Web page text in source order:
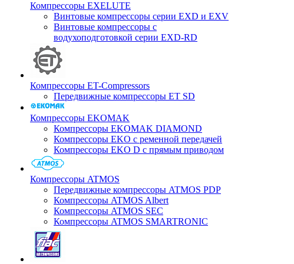
Компрессоры EXELUTE
Винтовые компрессоры серии EXD и EXV
Винтовые компрессоры с
водухоподготовкой серии EXD-RD
Компрессоры ET-Compressors
Передвижные компрессоры ET SD
Компрессоры EKOMAK
Компрессоры EKOMAK DIAMOND
Компрессоры EKO c ременной передачей
Компрессоры EKO D с прямым приводом
Компрессоры ATMOS
Передвижные компрессоры ATMOS PDP
Компрессоры ATMOS Albert
Компрессоры ATMOS SEC
Компрессоры ATMOS SMARTRONIC